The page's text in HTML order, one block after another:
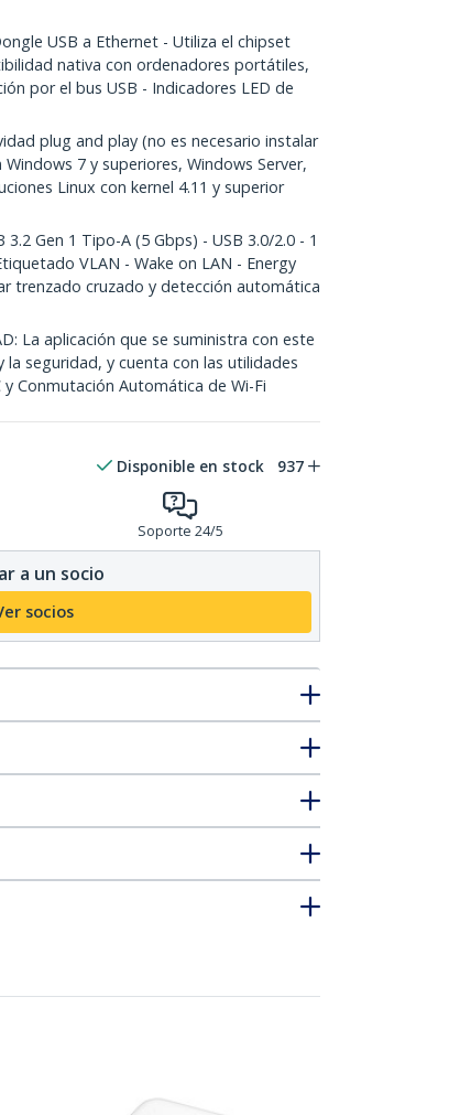
USB a Ethernet - Utiliza el chipset
nativa con ordenadores portátiles,
por el bus USB - Indicadores LED de
plug and play (no es necesario instalar
7 y superiores, Windows Server,
Linux con kernel 4.11 y superior
3.2 Gen 1 Tipo-A (5 Gbps) - USB 3.0/2.0 - 1
VLAN - Wake on LAN - Energy
trenzado cruzado y detección automática
La aplicación que se suministra con este
seguridad, y cuenta con las utilidades
Conmutación Automática de Wi-Fi
Disponible en stock 937
Soporte 24/5
a un socio
socios